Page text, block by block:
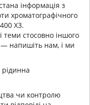
інформація з
хроматографічного
X3.
теми стосовно іншого
напишіть нам, і ми
чи контролю